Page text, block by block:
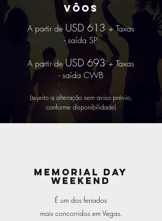
Vôos
A partir de USD 613+ Taxas
-saída SP
A partir deUSD 693+ Taxas
- saída CWB
(sujeito a alteração sem aviso prévio,
conforme disponibilidade)
MEMORIAL DAY
WEEKEND
​É um dos feriados
mais concorridos em Vegas.